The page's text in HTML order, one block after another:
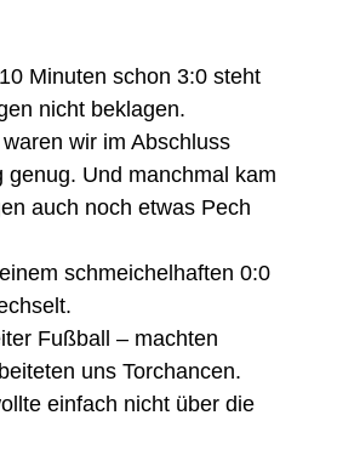
Minuten schon 3:0 steht
nicht beklagen.
wir im Abschluss
genug. Und manchmal kam
auch noch etwas Pech
schmeichelhaften 0:0
Fußball – machten
uns Torchancen.
einfach nicht über die